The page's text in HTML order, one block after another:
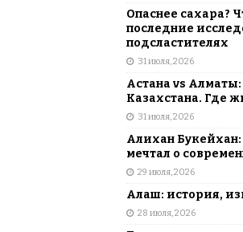
Опаснее сахара?
последние
подсластителях
31 июля, 2026
Астана vs
Казахстана. Где
31 июля, 2026
Алихан
мечтал о
29 июля, 2026
Алаш: история,
28 июля, 2026